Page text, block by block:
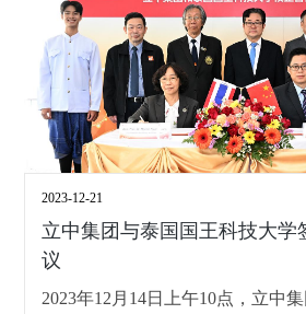
2023-12-21
立中集团与泰国国王科技大学
议
2023年12月14日上午10点，立中